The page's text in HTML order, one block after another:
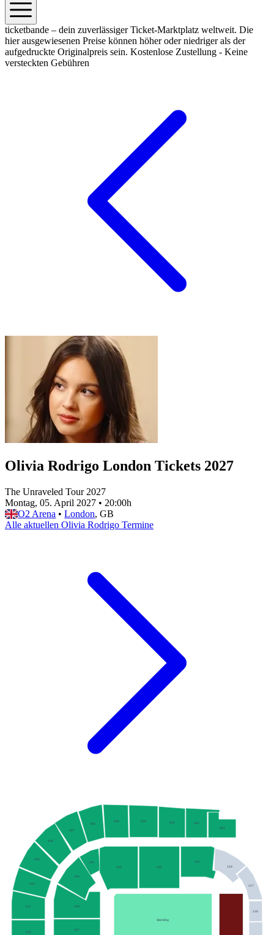
ticketbande – dein zuverlässiger Ticket-Marktplatz weltweit. Die
hier ausgewiesenen Preise können höher oder niedriger als der
aufgedruckte Originalpreis sein. Kostenlose Zustellung - Keine
versteckten Gebühren
Olivia Rodrigo London Tickets 2027
The Unraveled Tour 2027
Montag, 05. April 2027 • 20:00h
O2 Arena • London, GB
Alle aktuellen Olivia Rodrigo Termine
412
411
410
409
408
407
406
405 404 403 402
401
118
117
116
107
106
105
104
103 102
101
Standing